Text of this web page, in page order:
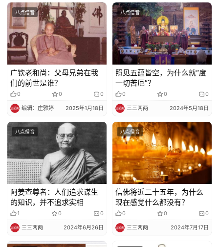
八点僧音
广钦老和尚：父母兄弟在我
们的前世是谁？
0 0 0
编辑：庄雅婷 2025年1月18日
八点僧音
照见五蕴皆空，为什么就“度
一切苦厄”？
0 0 0
三三两两 2024年5月18日
八点僧音
阿姜查尊者：人们追求谋生
的知识，并不追求实相
1 0 0
三三两两 2024年6月26日
八点僧音
信佛将近二十五年，为什么
现在感觉什么都没有？
0 0 0
三三两两 2024年7月17日